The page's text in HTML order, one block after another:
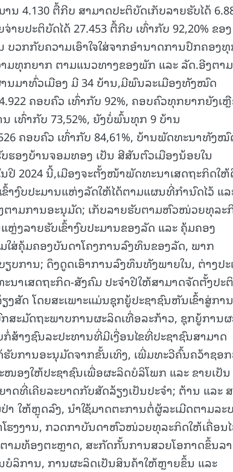
4.130 ຕື້ກີບ ສາມາດປະຕິບັດເກັບລາຍຮັບໄດ້
ຍປະຕິບັດໄດ້ 27.453 ຕື້ກີບ ເທົ່າກັບ 92,20% ຂອງ
ວກກັບຄວາມເອົາໃຈໃສ່ຈາກອໍານາດການປົກຄອງ
ມທຸກຍາກ ຕາມແນວທາງຂອງພັກ ແລະ ລັດ.ອີງຕາມ
ນມາທົ່ວເມືອງ ມີ 34 ບ້ານ,ມີພົນລະເມືອງທັງໝົດ
ຄອບຄົວ ເທົ່າກັບ 92%, ຄອບຄົວທຸກຍາກຍັງເ
ເທົ່າກັບ 73,52%, ຍັງບໍ່ພົ້ນທຸກ 9 ບ້ານ
ຄອບຄົວ ເທົ່າກັບ 84,61%, ບ້ານພັດທະນາທັງໝົ
ຮອງບ້ານຈອມທອງ ເປັນ ສີສັນຕົວເມືອງນ້ອຍໃນ
2024 ນີ້,ເມືອງຈະຕັ້ງໜ້າພັດທະນາເສດຖະກິດໃ
ຂົ້າງົບປະມານແຫ່ງລັດໃຫ້ໄດ້ຕາມແຜນທີ່ກໍານົດໄວ້ ແ
ຕາມການອະນຸມັດ; ເກັບລາຍຮັບຕາມຫົວໜ່ວຍທຸລະ
ງລາຍຮັບເຂົ້າງົບປະມານຂອງລັດ ແລະ ຄຸ້ມຄອງ
ໃສ່ຄຸ້ມຄອງບັນດາໂຄງການລົງທຶນຂອງລັດ, ພາກ
ບການ; ດຶງດູດເອົາການລົງທຶນທັງພາຍໃນ, ຕ່າງປ
າເສດຖະກິດ-ສັງຄົມ ປະຈໍາປີໃຫ້ສາມາດຈັດຕັ້ງປະ
ສັດ ໂດຍສະເພາະແມ່ນຊຸກຍູ້ປະຊາຊົນຫັນເຂົ້າສູ່ການ
ສະມັດຖະພາບການຜະລິດເທື່ອລະກ້າວ, ຊຸກຍູ້ການ
ສ້າງຊົນລະປະທານທີ່ມີເງື່ອນໄຂທີ່ປະຊາຊົນສາມາດ
ຮັບການອະນຸມັດຈາກຂັ້ນເທິງ, ເພີ່ມທະວີຄົ້ນຄວ້າຊອ
ງໃຫ້ປະຊາຊົນເພື່ອຜະລິດບໍລິໂພກ ແລະ ຂາຍເປັນ
ດທີ່ເຄີຍລະບາດກັບສັດລ້ຽງເປັນປະຈໍາ; ຕ້ານ ແລະ
າ ໃຫ້ຫຼຸດລົງ, ນໍາໃຊ້ມາດຕະການຕໍ່ຜູ້ລະເມີດຕາມລະ
ໂຮງງານ, ກວດກາບັນດາຫົວໜ່ວຍທຸລະກິດໃຫ້ເຄື່ອນ
ມທ້ອງຕະຫຼາດ, ສະກັດກັ້ນການສວຍໂອກາດຂຶ້ນລ
ລິການ, ການຜະລິດເປັນສິນຄ້າໃຫ້ຫຼາຍຂຶ້ນ ແລະ